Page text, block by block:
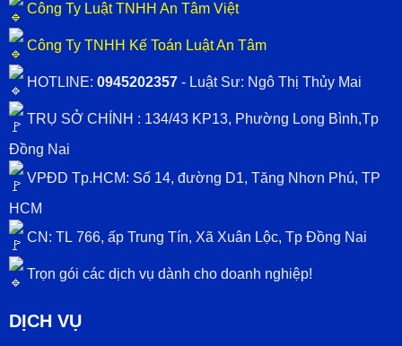
Công Ty Luật TNHH An Tâm Việt
Công Ty TNHH Kế Toán Luật An Tâm
HOTLINE: 0945202357- Luật Sư: Ngô Thị Thủy Mai
TRỤ SỞ CHÍNH : 134/43 KP13, Phường Long Bình,Tp
Đồng Nai
VPĐD Tp.HCM: Số 14, đường D1, Tăng Nhơn Phú, TP
HCM
CN: TL 766, ấp Trung Tín, Xã Xuân Lộc, Tp Đồng Nai
Trọn gói các dịch vụ dành cho doanh nghiệp!
DỊCH VỤ